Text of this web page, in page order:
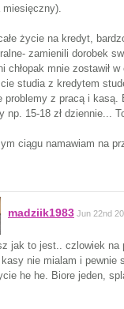
miesięczny).
życie na kredyt,
zamienili dorobek
chłopak mnie zostawił
studia z kredytem
problemy z pracą i kasą.
np. 15-18 zł dziennie...
ciągu namawiam na
madziik1983 Jun 22nd
jak to jest.. czlowiek na
nie mialam i pewnie
he he. Biore jeden,